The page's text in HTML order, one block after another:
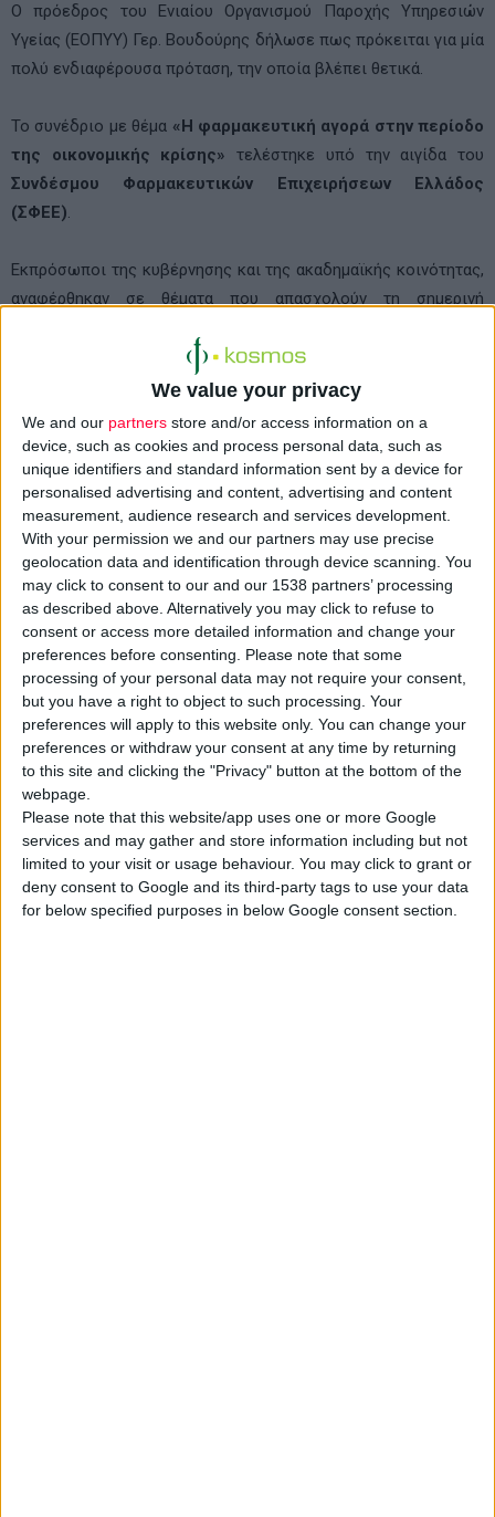
We value your privacy
We and our partners store and/or access information on a
device, such as cookies and process personal data, such as
unique identifiers and standard information sent by a device for
personalised advertising and content, advertising and content
measurement, audience research and services development.
With your permission we and our partners may use precise
geolocation data and identification through device scanning. You
may click to consent to our and our 1538 partners’ processing
as described above. Alternatively you may click to refuse to
consent or access more detailed information and change your
preferences before consenting. Please note that some
processing of your personal data may not require your consent,
but you have a right to object to such processing. Your
preferences will apply to this website only. You can change your
preferences or withdraw your consent at any time by returning
to this site and clicking the "Privacy" button at the bottom of the
webpage.
Please note that this website/app uses one or more Google
services and may gather and store information including but not
limited to your visit or usage behaviour. You may click to grant or
deny consent to Google and its third-party tags to use your data
for below specified purposes in below Google consent section.
Ο πρόεδρος του Ενιαίου Οργανισμού Παροχής Υπηρεσιών
Υγείας (ΕΟΠΥΥ) Γερ. Βουδούρης δήλωσε πως πρόκειται για μία
πολύ ενδιαφέρουσα πρόταση, την οποία βλέπει θετικά.
Το συνέδριο με θέμα «Η φαρμακευτική αγορά στην περίοδο
της οικονομικής κρίσης» τελέστηκε υπό την αιγίδα του
Συνδέσμου Φαρμακευτικών Επιχειρήσεων Ελλάδος
(ΣΦΕΕ).
Εκπρόσωποι της κυβέρνησης και της ακαδημαϊκής κοινότητας,
αναφέρθηκαν σε θέματα που απασχολούν τη σημερινή
Μνημονίου στο «φάρμακο», τα οφέλη και την πορεία της
ηλεκτρονικής συνταγογράφησης, το σύστημα τιμολόγησης και
αποζημίωσης φαρμάκων στην Ελλάδα, καθώς και τη δυναμική
που παρουσιάζει η φαρμακοβιομηχανία για την ανάκαμψη της
χώρας.
Το παρών στο Συνέδριο έδωσε και ο υπουργός Υγείας,
Ανδρέας Λοβέρδος, ο οποίος σημείωσε κατά την ομιλία του
ότιστις 13 Ιουνίου θα εκδοθεί νέα αγορανομική διάταξη
και πως μέχρι τα τέλη του μηνός θα ανακοινωθούν οι
αποφάσεις της κυβέρνησης για τη θετική λίστα
φαρμάκων.
Αναφερόμενος στις πολιτικές που ακολουθεί το υπουργείο
στο χώρο της Υγείας τόνισε ότι «μέσα στο 2011 πετύχαμε
εξοικονόμηση 750 εκατ. ευρώ, ποσό το οποίο
φιλοδοξούμε να διπλασιάσουμε το 2011 και θέτουμε ως
στόχο το 2012 να είναι έτος σταθεροποίησης στα
ευρωπαϊκά δεδομένα. Την 1η Σεπτεμβρίου θα είναι σε
πλήρη ανάπτυξη το σύστημα πρωτοβάθμιας υγείας και θα